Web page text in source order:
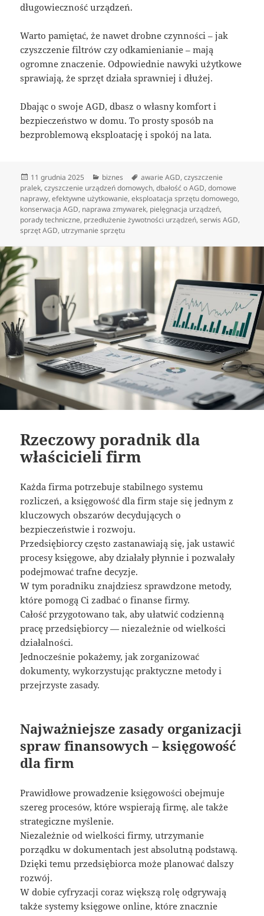
długowieczność urządzeń.
Warto pamiętać, że nawet drobne czynności – jak
czyszczenie filtrów czy odkamienianie – mają
ogromne znaczenie. Odpowiednie nawyki użytkowe
sprawiają, że sprzęt działa sprawniej i dłużej.
Dbając o swoje AGD, dbasz o własny komfort i
bezpieczeństwo w domu. To prosty sposób na
bezproblemową eksploatację i spokój na lata.
Data
publikacji
11 grudnia 2025 Kategorie
biznes Tagi
awarie AGD,czyszczenie
pralek,czyszczenie urządzeń domowych,dbałość o AGD,domowe
naprawy,efektywne użytkowanie,eksploatacja sprzętu domowego,
konserwacja AGD, naprawa zmywarek, pielęgnacja urządzeń,
porady techniczne, przedłużenie żywotności urządzeń,serwis AGD,
sprzęt AGD, utrzymanie sprzętu
Rzeczowy poradnik dla
właścicieli firm
Każda firma potrzebuje stabilnego systemu
rozliczeń, a księgowość dla firm staje się jednym z
kluczowych obszarów decydujących o
bezpieczeństwie i rozwoju.
Przedsiębiorcy często zastanawiają się, jak ustawić
procesy księgowe, aby działały płynnie i pozwalały
podejmować trafne decyzje.
W tym poradniku znajdziesz sprawdzone metody,
które pomogą Ci zadbać o finanse firmy.
Całość przygotowano tak, aby ułatwić codzienną
pracę przedsiębiorcy — niezależnie od wielkości
działalności.
Jednocześnie pokażemy, jak zorganizować
dokumenty, wykorzystując praktyczne metody i
przejrzyste zasady.
Najważniejsze zasady organizacji
spraw finansowych – księgowość
dla firm
Prawidłowe prowadzenie księgowości obejmuje
szereg procesów, które wspierają firmę, ale także
strategiczne myślenie.
Niezależnie od wielkości firmy, utrzymanie
porządku w dokumentach jest absolutną podstawą.
Dzięki temu przedsiębiorca może planować dalszy
rozwój.
W dobie cyfryzacji coraz większą rolę odgrywają
także systemy księgowe online, które znacznie